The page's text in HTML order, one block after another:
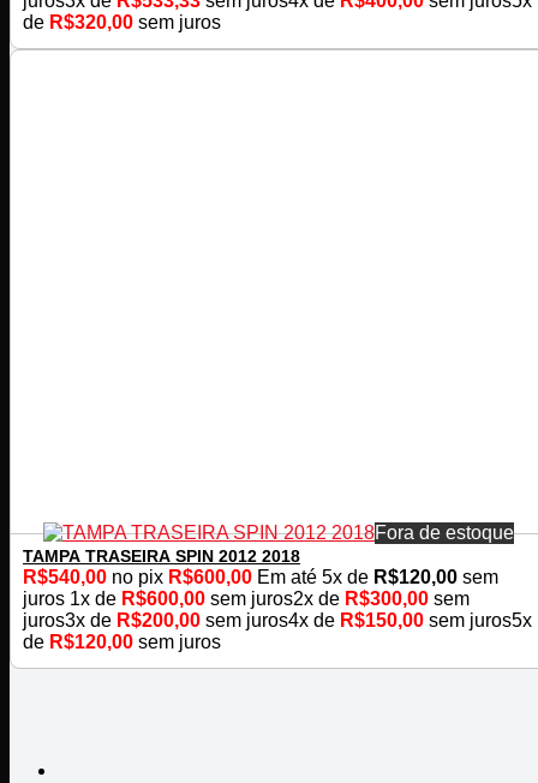
de R$320,00 sem juros
Fora de estoque
TAMPA TRASEIRA SPIN 2012 2018
R$540,00 no pix R$600,00 Em até 5x de R$120,00 sem
juros 1x de R$600,00 sem juros2x de R$300,00 sem
juros3x de R$200,00 sem juros4x de R$150,00 sem juros5x
de R$120,00 sem juros